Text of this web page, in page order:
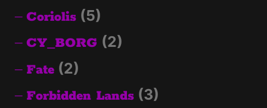
Coriolis (5)
CY_BORG (2)
Fate (2)
Forbidden Lands (3)